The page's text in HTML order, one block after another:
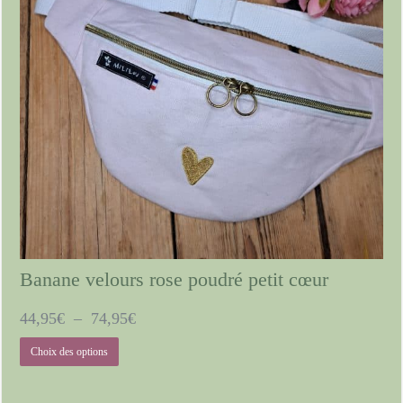
du
produit
Banane velours rose poudré petit cœur
44,95€ – 74,95€Plage
Choix des options
Ce